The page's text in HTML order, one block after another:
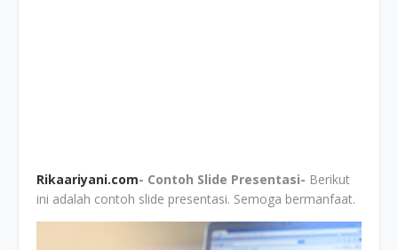
Rikaariyani.com- Contoh Slide Presentasi- Berikut
ini adalah contoh slide presentasi. Semoga bermanfaat.